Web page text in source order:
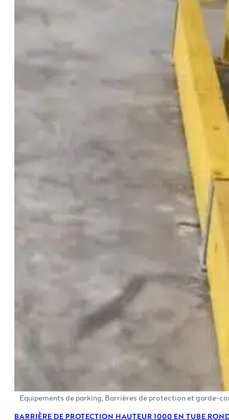
Equipements de parking, Barrières de protection et garde-
BARRIÈRE DE PROTECTION HAUTEUR 1000 EN TUBE